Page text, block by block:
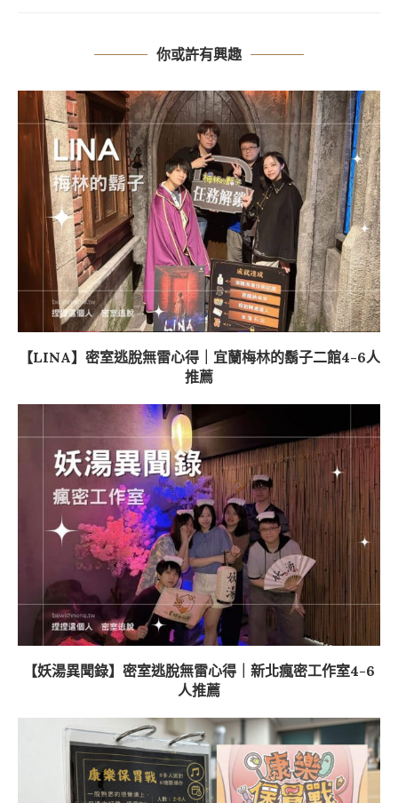
你或許有興趣
【LINA】密室逃脫無雷心得｜宜蘭梅林的鬍子二館4-6人
推薦
【妖湯異聞錄】密室逃脫無雷心得｜新北瘋密工作室4-6
人推薦